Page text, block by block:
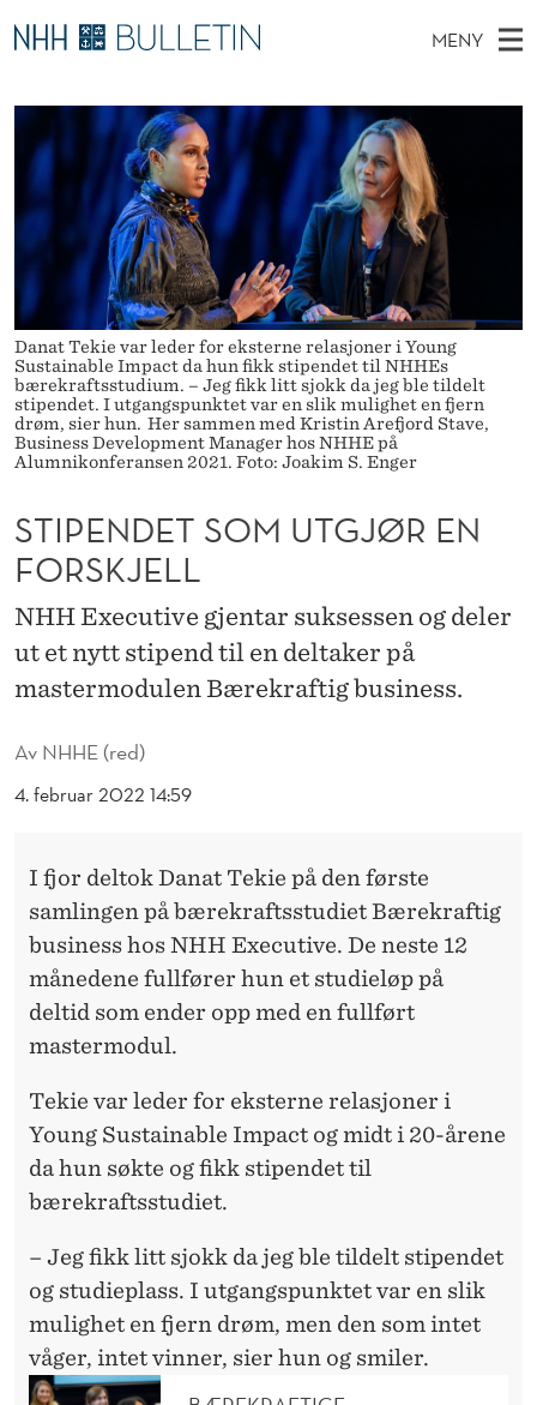
S
T
N
D
E
T
S
O
M
U
T
G
MENY
O
D
M
E
N
Y
Ø
K
S
E
Stipendiater og nye forskerprofiler
Disputaser
Ekspertutvalg
Om Bulletin
Danat Tekie var leder for eksterne relasjoner i Young
Sustainable Impact da hun fikk stipendet til NHHEs
bærekraftsstudium. – Jeg fikk litt sjokk da jeg ble tildelt
stipendet. I utgangspunktet var en slik mulighet en fjern
drøm, sier hun. Her sammen med Kristin Arefjord Stave,
Business Development Manager hos NHHE på
Alumnikonferansen 2021. Foto: Joakim S. Enger
Av NHHE (red)
4. februar 2022 14:59
STIPENDET SOM UTGJØR EN
FORSKJELL
NHH Executive gjentar suksessen og deler
ut et nytt stipend til en deltaker på
mastermodulen Bærekraftig business.
I fjor deltok Danat Tekie på den første
samlingen påbærekraftsstudietBærekraftig
businesshos NHH Executive. De neste 12
månedene fullfører hun et studieløp på
deltid som ender opp med en fullført
mastermodul.
Tekie var leder for eksterne relasjoner i
Young Sustainable Impact og midt i 20-årene
da hun søkte og fikk stipendet til
bærekraftsstudiet.
– Jeg fikk litt sjokk da jeg ble tildelt stipendet
og studieplass. I utgangspunktet var en slik
mulighet en fjern drøm, men den som intet
våger, intet vinner, sier hun og smiler.